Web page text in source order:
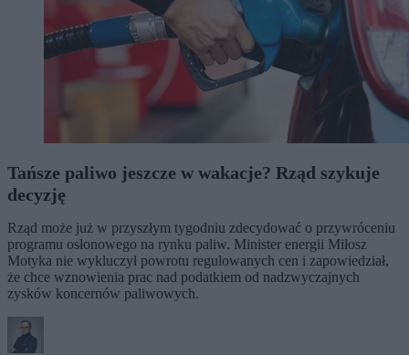
Tańsze paliwo jeszcze w wakacje? Rząd szykuje
decyzję
Rząd może już w przyszłym tygodniu zdecydować o przywróceniu
programu osłonowego na rynku paliw. Minister energii Miłosz
Motyka nie wykluczył powrotu regulowanych cen i zapowiedział,
że chce wznowienia prac nad podatkiem od nadzwyczajnych
zysków koncernów paliwowych.